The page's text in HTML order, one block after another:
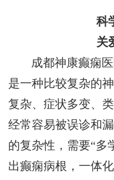
科
关
成都神康癫痫
是一种比较复杂的
复杂、症状多变、
经常容易被误诊和
的复杂性，需要“多
出癫痫病根，一体